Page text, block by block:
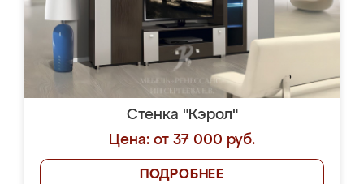
Стенка "Кэрол"
Цена: от 37 000 руб.
ПОДРОБНЕЕ